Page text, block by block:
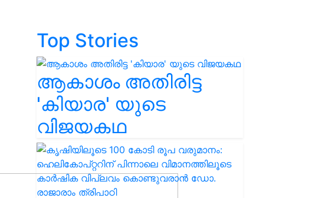
Top Stories
ആകാശം അതിരിട്ട
'കിയാര' യുടെ
വിജയകഥ